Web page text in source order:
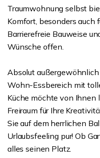
Traumwohnung selbst
Komfort, besonders auch
Barrierefreie Bauweise
Wünsche offen.
Absolut außergewöhnlich
Wohn-Essbereich mit
Küche möchte von
Freiraum für Ihre
Sie auf dem herrlichen
Urlaubsfeeling pur! Ob
alles seinen Platz.